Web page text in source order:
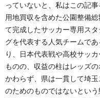
っていないと、私はこの記
用地買収を含めた公園整備
て完成したサッカー専用ス
グを代表する人気チームで
り、日本代表戦や高校サッ
ものの、収益の柱はレッズ
かわらず、県は一貫して埼
のためのものではないという